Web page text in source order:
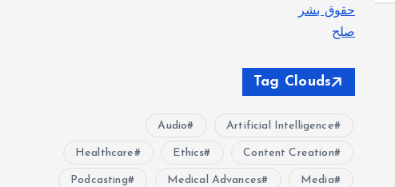
حقوق بشر
صلح
Tag Clouds
Artificial Intelligence
Audio
Content Creation
Ethics
Healthcare
Media
Medical Advances
Podcasting